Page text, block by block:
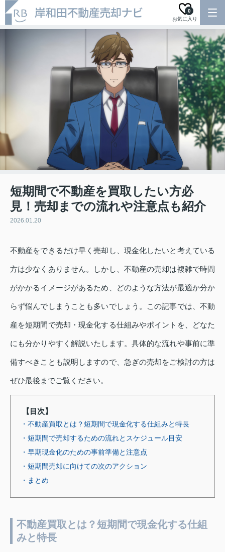
お気に入り
0
短期間で不動産を買取したい方必
見！売却までの流れや注意点も紹介
2026.01.20
不動産をできるだけ早く売却し、現金化したいと考えている
方は少なくありません。しかし、不動産の売却は複雑で時間
がかかるイメージがあるため、どのような方法が最適か分か
らず悩んでしまうことも多いでしょう。この記事では、不動
産を短期間で売却・現金化する仕組みやポイントを、どなた
にも分かりやすく解説いたします。具体的な流れや事前に準
備すべきことも説明しますので、急ぎの売却をご検討の方は
ぜひ最後までご覧ください。
【目次】
・不動産買取とは？短期間で現金化する仕組みと特長
・短期間で売却するための流れとスケジュール目安
・早期現金化のための事前準備と注意点
・短期間売却に向けての次のアクション
・まとめ
不動産買取とは？短期間で現金化する仕組
みと特長